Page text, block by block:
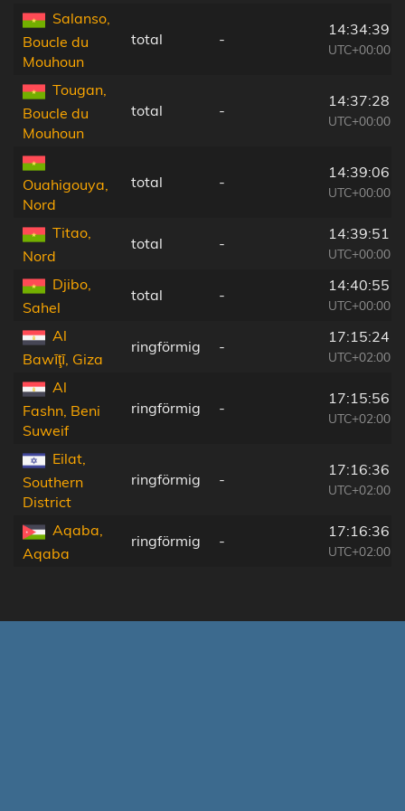
Salanso,
Boucle du
Mouhoun
total -
14:34:39
UTC+00:00
Tougan,
Boucle du
Mouhoun
total -
14:37:28
UTC+00:00
Ouahigouya,
Nord
total -
14:39:06
UTC+00:00
Titao,
Nord
total -
14:39:51
UTC+00:00
Djibo,
Sahel
total -
14:40:55
UTC+00:00
Al
Bawīţī, Giza
ringförmig -
17:15:24
UTC+02:00
Al
Fashn, Beni
Suweif
ringförmig -
17:15:56
UTC+02:00
Eilat,
Southern
District
ringförmig -
17:16:36
UTC+02:00
Aqaba,
Aqaba
ringförmig -
17:16:36
UTC+02:00